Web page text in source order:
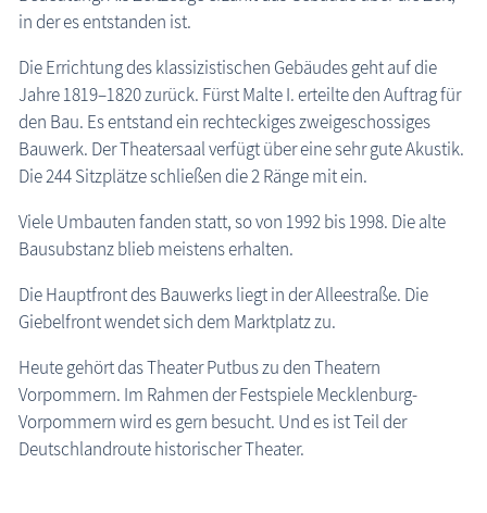
in der es entstanden ist.
Die Errichtung des klassizistischen Gebäudes geht auf die
Jahre 1819–1820 zurück. Fürst Malte I. erteilte den Auftrag für
den Bau. Es entstand ein rechteckiges zweigeschossiges
Bauwerk. Der Theatersaal verfügt über eine sehr gute Akustik.
Die 244 Sitzplätze schließen die 2 Ränge mit ein.
Viele Umbauten fanden statt, so von 1992 bis 1998. Die alte
Bausubstanz blieb meistens erhalten.
Die Hauptfront des Bauwerks liegt in der Alleestraße. Die
Giebelfront wendet sich dem Marktplatz zu.
Heute gehört das Theater Putbus zu den Theatern
Vorpommern. Im Rahmen der Festspiele Mecklenburg-
Vorpommern wird es gern besucht. Und es ist Teil der
Deutschlandroute historischer Theater.